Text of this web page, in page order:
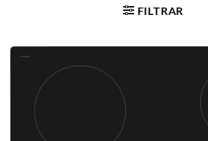
FILTRAR